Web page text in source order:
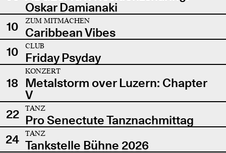
Oskar Damianaki
10
ZUM MITMACHEN
Caribbean Vibes
10
CLUB
Friday Psyday
18
KONZERT
Metalstorm over Luzern: Chapter
V
22
TANZ
Pro Senectute Tanznachmittag
24
TANZ
Tankstelle Bühne 2026